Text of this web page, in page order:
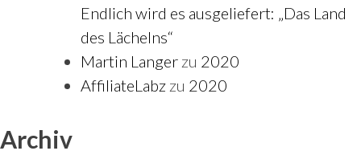
Endlich wird es ausgeliefert: „Das Land
des Lächelns“
Martin Langer zu 2020
AffiliateLabz zu 2020
Archiv